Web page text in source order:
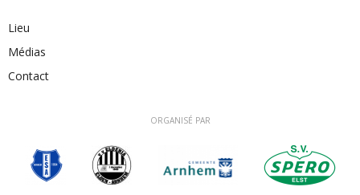
Lieu
Médias
Contact
ORGANISÉ PAR